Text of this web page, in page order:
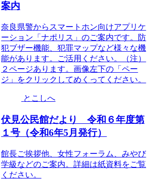
案内
奈良県警からスマートホン向けアプリケ
ーション「ナポリス」のご案内です。防
犯ブザー機能、犯罪マップなど様々な機
能があります。ご活用ください。（注）
２ページあります。画像左下の「ペー
ジ」をクリックしてめくってください。
とこしへ
伏見公民館だより 令和６年度第
１号（令和6年5月発行）
館長ご挨拶他、女性フォーラム、みやび
学級などのご案内。詳細は紙資料をご覧
ください。